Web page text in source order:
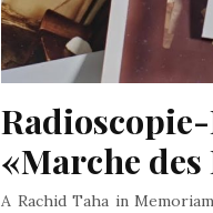
«Marche des
A Rachid Taha in